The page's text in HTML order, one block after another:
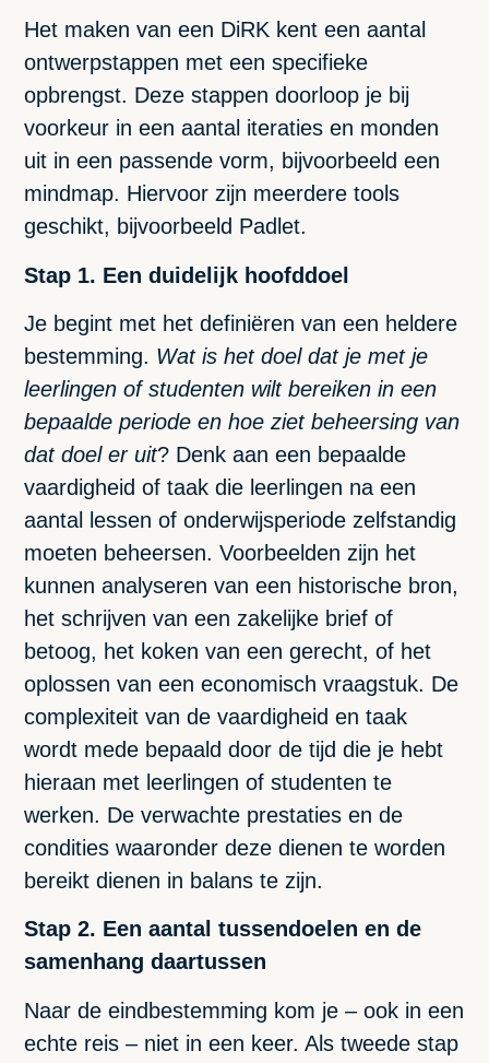
Het maken van een DiRK kent een aantal
ontwerpstappen met een specifieke
opbrengst. Deze stappen doorloop je bij
voorkeur in een aantal iteraties en monden
uit in een passende vorm, bijvoorbeeld een
mindmap. Hiervoor zijn meerdere tools
geschikt, bijvoorbeeld Padlet.
Stap 1. Een duidelijk hoofddoel
Je begint met het definiëren van een heldere
bestemming. Wat is het doel dat je met je
leerlingen of studenten wilt bereiken in een
bepaalde periode en hoe ziet beheersing van
dat doel er uit? Denk aan een bepaalde
vaardigheid of taak die leerlingen na een
aantal lessen of onderwijsperiode zelfstandig
moeten beheersen. Voorbeelden zijn het
kunnen analyseren van een historische bron,
het schrijven van een zakelijke brief of
betoog, het koken van een gerecht, of het
oplossen van een economisch vraagstuk. De
complexiteit van de vaardigheid en taak
wordt mede bepaald door de tijd die je hebt
hieraan met leerlingen of studenten te
werken. De verwachte prestaties en de
condities waaronder deze dienen te worden
bereikt dienen in balans te zijn.
Stap 2. Een aantal tussendoelen en de
samenhang daartussen
Naar de eindbestemming kom je – ook in een
echte reis – niet in een keer. Als tweede stap